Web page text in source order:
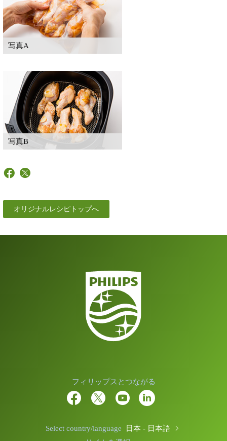
写真A
写真B
オリジナルレシピトップへ
フィリップスとつながる
Select country/language
日本 - 日本語